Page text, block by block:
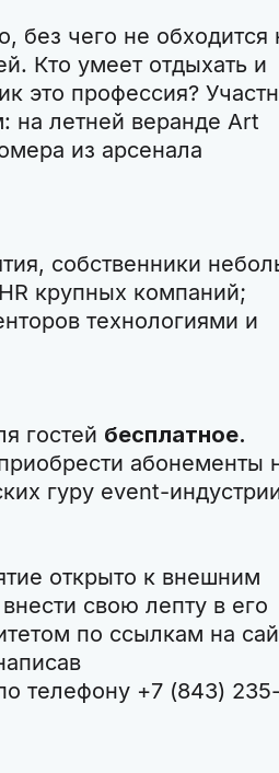
без чего не обходится
Кто умеет отдыхать и
это профессия?
на летней веранде Art
из арсенала
собственники
крупных компаний;
технологиями и
гостей бесплатное.
абонементы
гуру event-
открыто к внешним
свою лепту в его
по ссылкам на
телефону +7 (843)